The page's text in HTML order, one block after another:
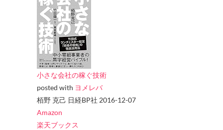
小さな会社の稼ぐ技術
posted with ヨメレバ
栢野 克己 日経BP社 2016-12-07
Amazon
楽天ブックス